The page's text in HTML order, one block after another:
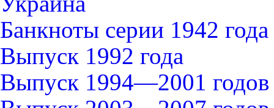
Банкноты серии 1942 года
Выпуск 1992 года
Выпуск 1994—2001 годов